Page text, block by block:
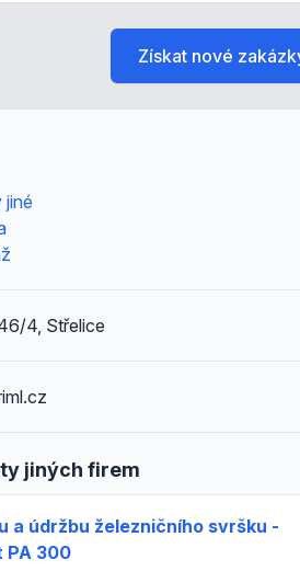
4, Střelice
jiných firem
a údržbu železničního svršku -
PA 300
Získat nové